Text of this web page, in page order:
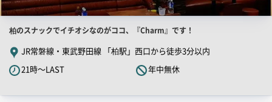
店
舗
PR
キ
柏のスナックでイチオシなのがココ、『Charm』です！
JR常磐線・東武野田線 「柏駅」西口から徒歩3分以内
21時～LAST
年中無休